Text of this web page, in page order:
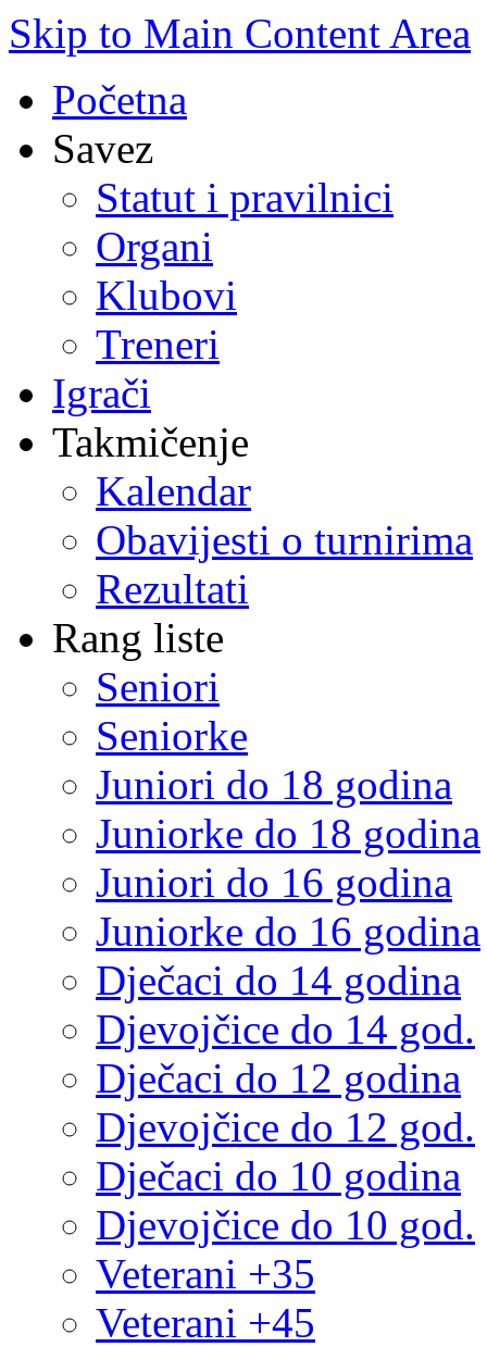
Skip to Main Content Area
Početna
Savez
Statut i pravilnici
Organi
Klubovi
Treneri
Igrači
Takmičenje
Kalendar
Obavijesti o turnirima
Rezultati
Rang liste
Seniori
Seniorke
Juniori do 18 godina
Juniorke do 18 godina
Juniori do 16 godina
Juniorke do 16 godina
Dječaci do 14 godina
Djevojčice do 14 god.
Dječaci do 12 godina
Djevojčice do 12 god.
Dječaci do 10 godina
Djevojčice do 10 god.
Veterani +35
Veterani +45